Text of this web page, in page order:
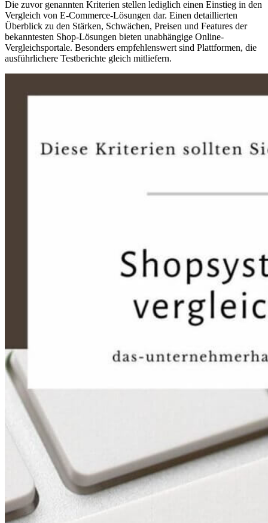
Die zuvor genannten Kriterien stellen lediglich einen Einstieg in den
Vergleich von E-Commerce-Lösungen dar. Einen detaillierten
Überblick zu den Stärken, Schwächen, Preisen und Features der
bekanntesten Shop-Lösungen bieten unabhängige Online-
Vergleichsportale. Besonders empfehlenswert sind Plattformen, die
ausführlichere Testberichte gleich mitliefern.